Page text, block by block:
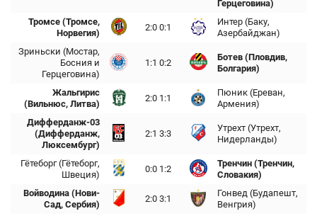
Герцеговина)
Тромсе (Тромсе,
Норвегия)
2:0 0:1
Интер (Баку,
Азербайджан)
Зриньски (Мостар,
Босния и
Герцеговина)
1:1 0:2
Ботев (Пловдив,
Болгария)
Жальгирис
(Вильнюс, Литва)
2:0 1:1
Пюник (Ереван,
Армения)
Дифферданж-03
(Дифферданж,
Люксембург)
2:1 3:3
Утрехт (Утрехт,
Нидерланды)
Гётеборг (Гётеборг,
Швеция)
0:0 1:2
Тренчин (Тренчин,
Словакия)
Войводина (Нови-
Сад, Сербия)
2:0 3:1
Гонвед (Будапешт,
Венгрия)